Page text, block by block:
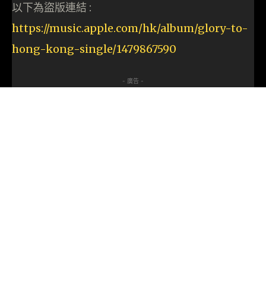
以下為盜版連結 :
https://music.apple.com/hk/album/glory-to-
hong-kong-single/1479867590
- 廣告 -